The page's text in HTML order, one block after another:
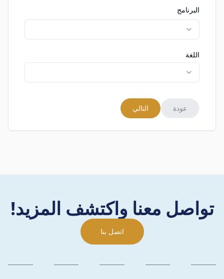
البرنامج
اللغة
عودة التالي
تواصل معنا واكتشف المزيد!
اتصل بنا